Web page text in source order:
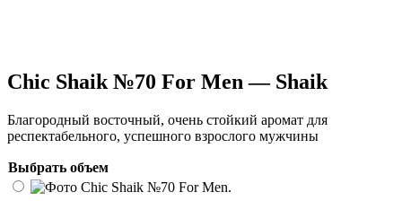
Chic Shaik №70 For Men — Shaik
Благородный восточный, очень стойкий аромат для
респектабельного, успешного взрослого мужчины
Выбрать объем